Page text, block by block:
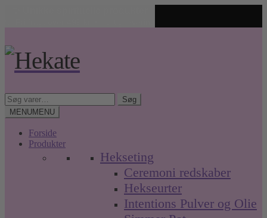
navigation
indhold
Søg
efter:
Søg
MENUMENU
Forside
Produkter
Hekseting
Ceremoni redskaber
Hekseurter
Intentions Pulver og Olie